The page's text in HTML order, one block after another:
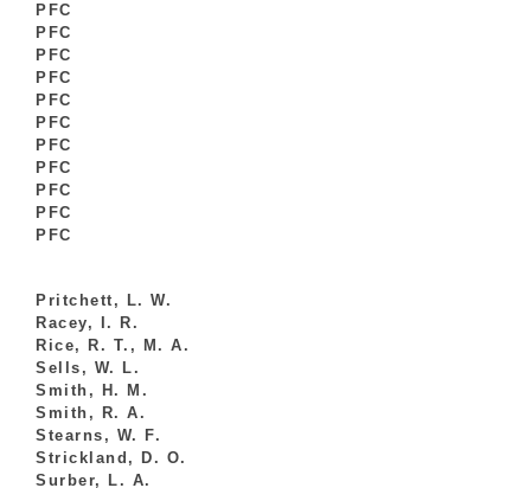
PFC
PFC
PFC
PFC
PFC
PFC
PFC
PFC
PFC
PFC
PFC
Pritchett, L. W.
Racey, I. R.
Rice, R. T., M. A.
Sells, W. L.
Smith, H. M.
Smith, R. A.
Stearns, W. F.
Strickland, D. O.
Surber, L. A.